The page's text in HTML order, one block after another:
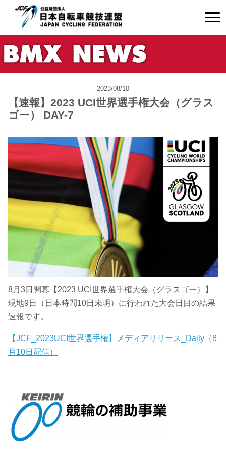
2023/08/10
【速報】2023 UCI世界選手権大会（グラス
ゴー） DAY-7
8月3日開幕【2023 UCI世界選手権大会（グラスゴー）】
現地9日（日本時間10日未明）に行われた大会日目の結果
速報です。
【JCF_2023UCI世界選手権】メディアリリース_Daily（8
月10日配信）